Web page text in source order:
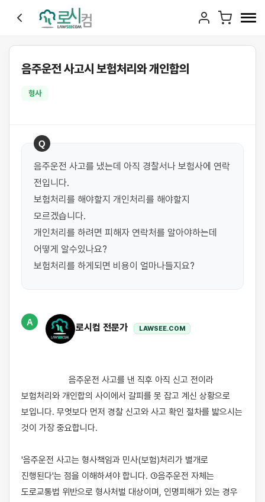
음주운전 사고시 보험처리와 개인합의
형사
Q
음주운전 사고를 냈는데 아직 경찰서나 보험사에 연락
전입니다.
보험처리를 해야할지 개인처리를 해야할지
모르겠습니다.
개인처리를 하려면 피해자 연락처를 알아야하는데
어떻게 알수있나요?
A
로시컴 전문가 LAWSEE.COM
보험처리와 개인합의 사이에서 갈피를 못 잡고 계신 상황으로
보입니다. 무엇보다 먼저 경찰 신고와 사고 확인 절차를 밟으시는
것이 가장 중요합니다.
'음주운전 사고는 형사책임과 민사(보험)처리가 별개로
진행된다'는 점을 이해하셔야 합니다. ①음주운전 자체는
도로교통법 위반으로 형사처벌 대상이며, 인명피해가 있는 경우